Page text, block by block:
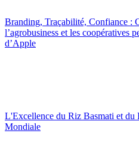
Branding, Traçabilité, Confiance :
l’agrobusiness et les coopératives
d’Apple
L'Excellence du Riz Basmati et
Mondiale